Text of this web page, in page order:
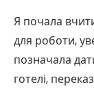
Я почала
для роботи,
позначала
готелі,